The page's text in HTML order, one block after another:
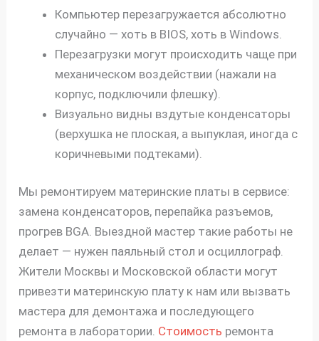
Компьютер перезагружается абсолютно
случайно — хоть в BIOS, хоть в Windows.
Перезагрузки могут происходить чаще при
механическом воздействии (нажали на
корпус, подключили флешку).
Визуально видны вздутые конденсаторы
(верхушка не плоская, а выпуклая, иногда с
коричневыми подтеками).
Мы ремонтируем материнские платы в сервисе:
замена конденсаторов, перепайка разъемов,
прогрев BGA. Выездной мастер такие работы не
делает — нужен паяльный стол и осциллограф.
Жители Москвы и Московской области могут
привезти материнскую плату к нам или вызвать
мастера для демонтажа и последующего
ремонта в лаборатории. Стоимость ремонта